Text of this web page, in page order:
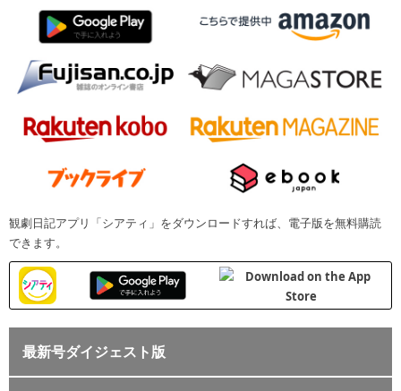
観劇日記アプリ「シアティ」をダウンロードすれば、電子版を無料購読
できます。
最新号ダイジェスト版